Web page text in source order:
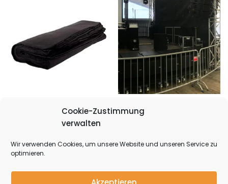
Cookie-Zustimmung
verwalten
Wir verwenden Cookies, um unsere Website und unseren Service zu
optimieren.
Bühnenmolton 6m x
Event-Absperrung /
Absperrgitter /
€8,99